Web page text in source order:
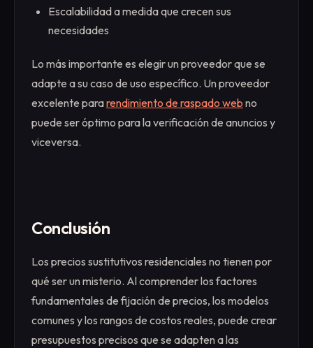
Escalabilidad a medida que crecen sus
necesidades
Lo más importante es elegir un proveedor que se
adapte a su caso de uso específico. Un proveedor
excelente pararendimiento de raspado web no
puede ser óptimo para la verificación de anuncios y
viceversa.
Conclusión
Los precios sustitutivos residenciales no tienen por
qué ser un misterio. Al comprender los factores
fundamentales de fijación de precios, los modelos
comunes y los rangos de costos reales, puede crear
presupuestos precisos que se adapten a las